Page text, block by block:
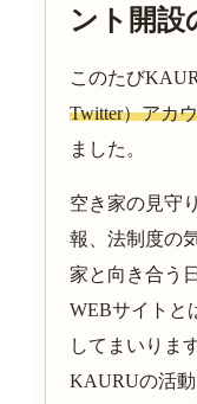
ント開設
このたび
Twitter）アカ
ました。
空き家の見守
報、法制度の
家と向き合う
WEBサイトと
してまいりま
KAURUの活